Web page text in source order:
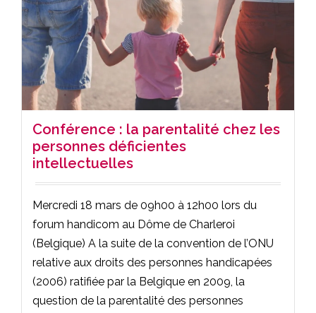
Conférence : la parentalité chez les
personnes déficientes
intellectuelles
Mercredi 18 mars de 09h00 à 12h00 lors du
forum handicom au Dôme de Charleroi
(Belgique) A la suite de la convention de l’ONU
relative aux droits des personnes handicapées
(2006) ratifiée par la Belgique en 2009, la
question de la parentalité des personnes